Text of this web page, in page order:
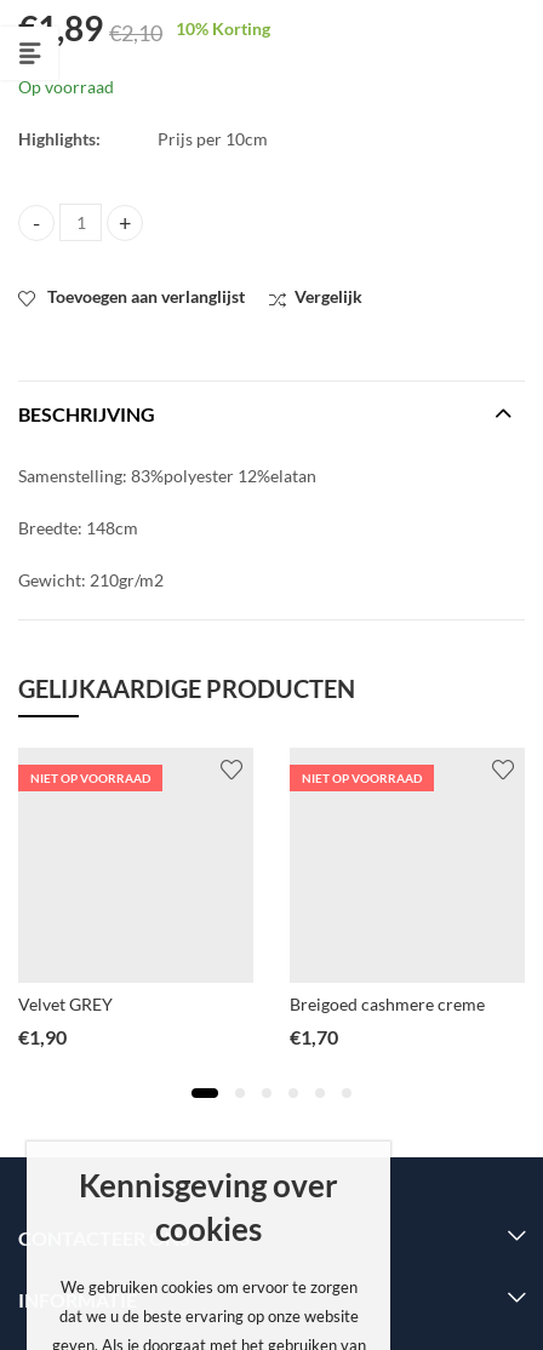
€1,89 €2,10 10% Korting
Op voorraad
Highlights: Prijs per 10cm
Traveler beige quantity
Toevoegen aan verlanglijst Vergelijk
BESCHRIJVING
Samenstelling: 83%polyester 12%elatan
Breedte: 148cm
Gewicht: 210gr/m2
GELIJKAARDIGE PRODUCTEN
NIET OP VOORRAAD
Velvet GREY
€1,90
NIET OP VOORRAAD
Breigoed cashmere creme
€1,70
CONTACTEER ONS
INFORMATIE
Kennisgeving over
cookies
We gebruiken cookies om ervoor te zorgen
dat we u de beste ervaring op onze website
geven. Als je doorgaat met het gebruiken van